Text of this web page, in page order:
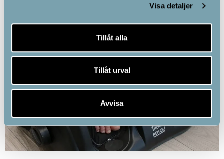
Visa detaljer
Tillåt alla
Tillåt urval
Avvisa